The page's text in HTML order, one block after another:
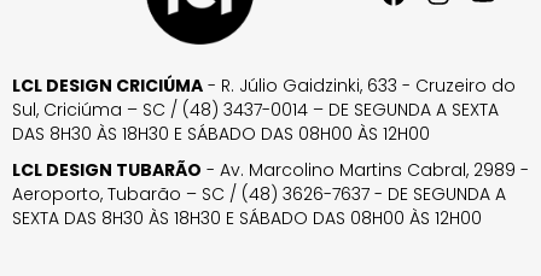
LCL DESIGN CRICIÚMA - R. Júlio Gaidzinki, 633 - Cruzeiro do
Sul, Criciúma – SC / (48) 3437-0014 – DE SEGUNDA A SEXTA
DAS 8H30 ÀS 18H30 E SÁBADO DAS 08H00 ÀS 12H00
LCL DESIGN TUBARÃO - Av. Marcolino Martins Cabral, 2989 -
Aeroporto, Tubarão – SC / (48) 3626-7637 - DE SEGUNDA A
SEXTA DAS 8H30 ÀS 18H30 E SÁBADO DAS 08H00 ÀS 12H00